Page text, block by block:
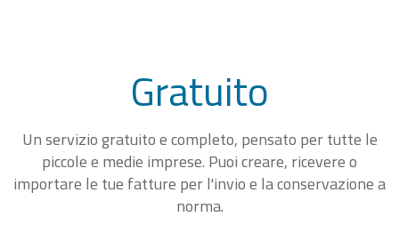
Gratuito
Un servizio gratuito e completo, pensato per tutte le
piccole e medie imprese. Puoi creare, ricevere o
importare le tue fatture per l'invio e la conservazione a
norma.